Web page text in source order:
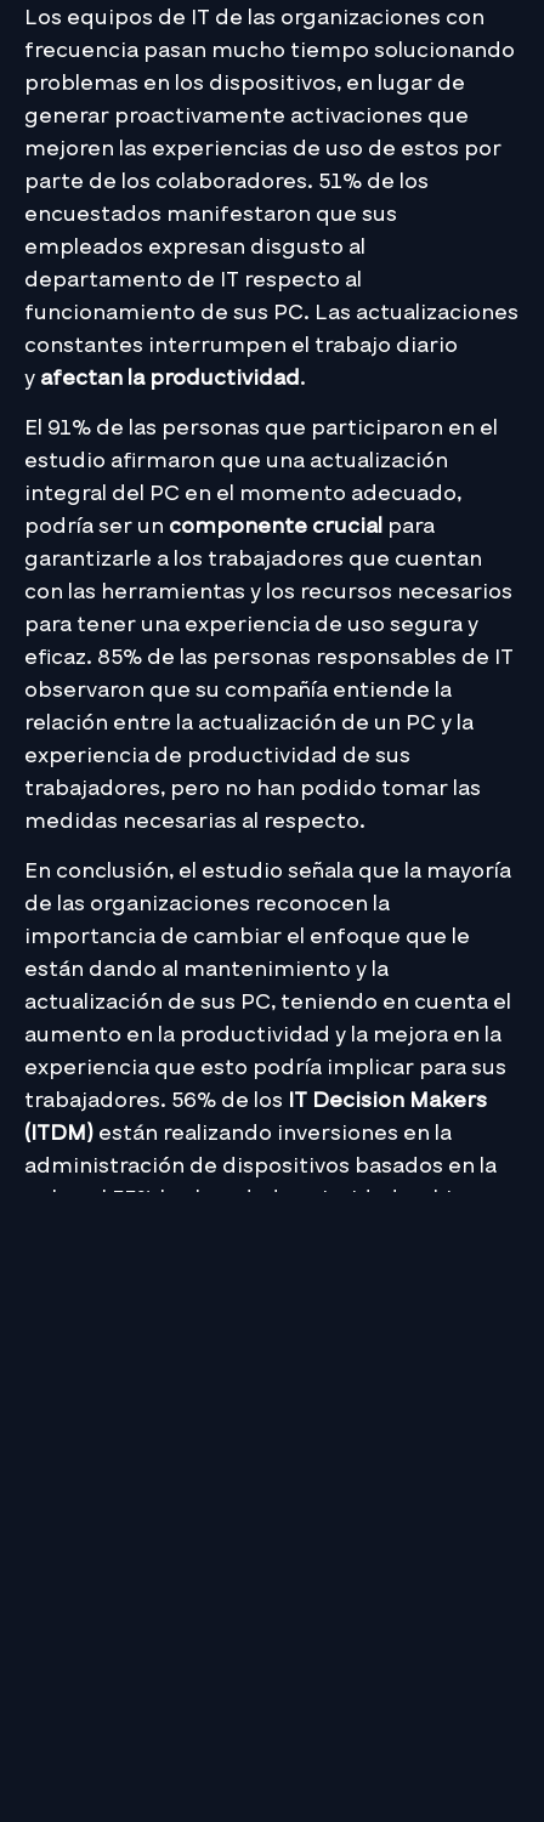
Los equipos de IT de las organizaciones con
frecuencia pasan mucho tiempo solucionando
problemas en los dispositivos, en lugar de
generar proactivamente activaciones que
mejoren las experiencias de uso de estos por
parte de los colaboradores. 51% de los
encuestados manifestaron que sus
empleados expresan disgusto al
departamento de IT respecto al
funcionamiento de sus PC. Las actualizaciones
constantes interrumpen el trabajo diario
y afectan la productividad.
El 91% de las personas que participaron en el
estudio afirmaron que una actualización
integral del PC en el momento adecuado,
podría ser un componente crucial para
garantizarle a los trabajadores que cuentan
con las herramientas y los recursos necesarios
para tener una experiencia de uso segura y
eficaz. 85% de las personas responsables de IT
observaron que su compañía entiende la
relación entre la actualización de un PC y la
experiencia de productividad de sus
trabajadores, pero no han podido tomar las
medidas necesarias al respecto.
En conclusión, el estudio señala que la mayoría
de las organizaciones reconocen la
importancia de cambiar el enfoque que le
están dando al mantenimiento y la
actualización de sus PC, teniendo en cuenta el
aumento en la productividad y la mejora en la
experiencia que esto podría implicar para sus
trabajadores. 56% de los IT Decision Makers
(ITDM) están realizando inversiones en la
administración de dispositivos basados en la
nube, el 55% les han dado prioridad a chips